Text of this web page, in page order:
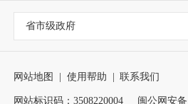
省市级政府
网站地图 使用帮助 联系我们
网站标识码：3508220004 闽公网安备